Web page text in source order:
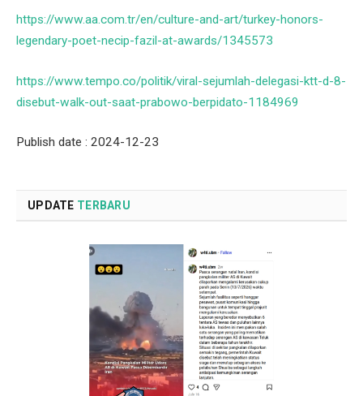
https://www.aa.com.tr/en/culture-and-art/turkey-honors-
legendary-poet-necip-fazil-at-awards/1345573
https://www.tempo.co/politik/viral-sejumlah-delegasi-ktt-d-8-
disebut-walk-out-saat-prabowo-berpidato-1184969
Publish date : 2024-12-23
UPDATE TERBARU